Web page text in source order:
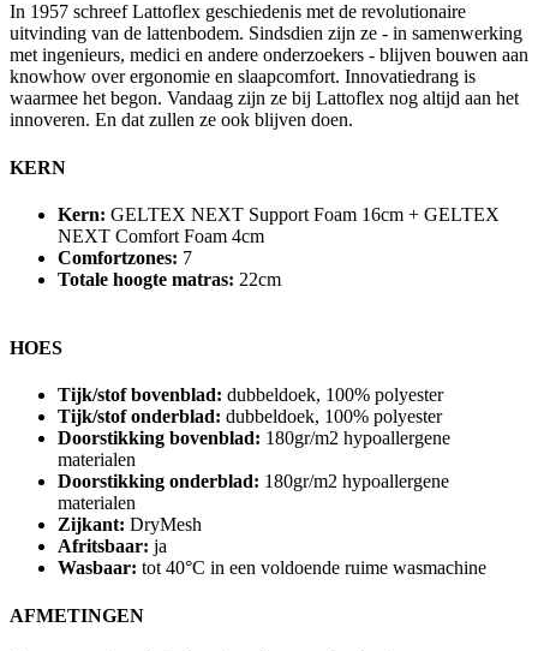
In 1957 schreef Lattoflex geschiedenis met de revolutionaire
uitvinding van de lattenbodem. Sindsdien zijn ze - in samenwerking
met ingenieurs, medici en andere onderzoekers - blijven bouwen aan
knowhow over ergonomie en slaapcomfort. Innovatiedrang is
waarmee het begon. Vandaag zijn ze bij Lattoflex nog altijd aan het
innoveren. En dat zullen ze ook blijven doen.
KERN
Kern: GELTEX NEXT Support Foam 16cm + GELTEX
NEXT Comfort Foam 4cm
Comfortzones: 7
Totale hoogte matras: 22cm
HOES
Tijk/stof bovenblad: dubbeldoek, 100% polyester
Tijk/stof onderblad: dubbeldoek, 100% polyester
Doorstikking bovenblad: 180gr/m2 hypoallergene
materialen
Doorstikking onderblad: 180gr/m2 hypoallergene
materialen
Zijkant: DryMesh
Afritsbaar: ja
Wasbaar: tot 40°C in een voldoende ruime wasmachine
AFMETINGEN